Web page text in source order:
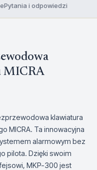
Pytania i odpowiedzi
MICRA
klawiatura
MICRA. Ta innowacyjna
alarmowym bez
pilota. Dzięki swoim
MKP-300 jest